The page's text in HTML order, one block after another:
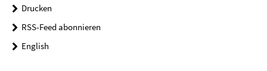
Drucken
RSS-Feed abonnieren
English